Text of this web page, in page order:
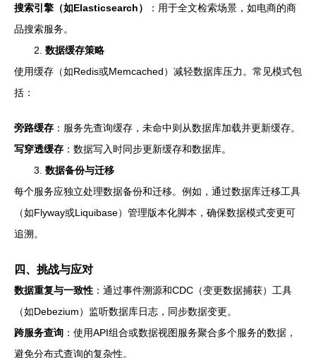
搜索引擎（如Elasticsearch）
：用于全文检索场景，如电商的商
品搜索服务。
2. 数据缓存策略
使用缓存（如Redis或Memcached）减轻数据库压力。常见模式包
括：
旁路缓存 ：服务先查询缓存，未命中则从数据库加载并更新缓存。
写穿透缓存 ：数据写入时同步更新缓存和数据库。
3. 数据备份与迁移
每个服务应独立处理数据备份和迁移。例如，通过数据库迁移工具
（如Flyway或Liquibase）管理版本化脚本，确保数据模式变更可
追溯。
四、挑战与应对
数据重复与一致性 ：通过事件溯源和CDC（变更数据捕获）工具
（如Debezium）监听数据库日志，同步数据变更。
跨服务查询 ：使用API组合或数据视图服务聚合多个服务的数据，
避免分布式查询的复杂性。